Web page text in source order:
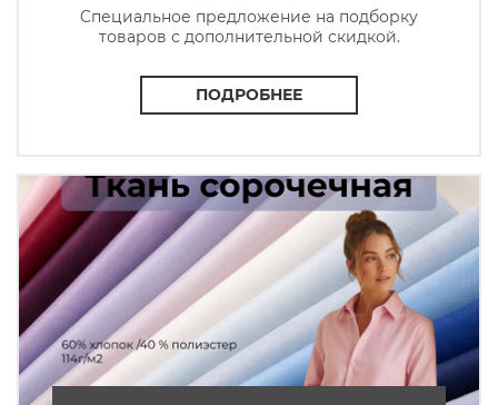
Cпециальное предложение на подборку
товаров с дополнительной скидкой.
ПОДРОБНЕЕ